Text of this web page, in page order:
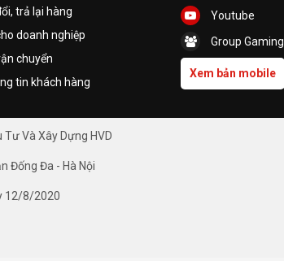
trả lại hàng
doanh nghiệp
chuyển
tin khách hàng
Youtube
Group Gaming
Xem bản mobile
Và Xây Dựng HVD
Đống Đa - Hà Nội
12/8/2020